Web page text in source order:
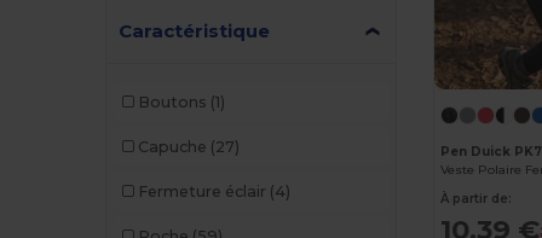
Kariban Premium
Korntex (1)
Larkwood (2)
Caractéristique
Boutons (1)
Capuche (27)
Fermeture éclair (4)
Pen Duick
Veste Polaire
À partir de:
10,39 €